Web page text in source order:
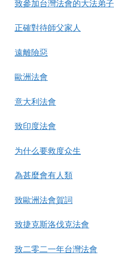
致參加台灣法會的大法弟子
正確對待師父家人
遠離險惡
歐洲法會
意大利法會
致印度法會
为什么要救度众生
為甚麼會有人類
致歐洲法會賀詞
致捷克斯洛伐克法會
致二零二一年台灣法會